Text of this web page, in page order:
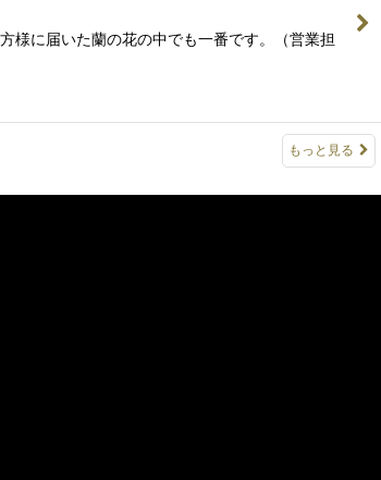
様に届いた蘭の花の中でも一番です。（営業担
もっと見る